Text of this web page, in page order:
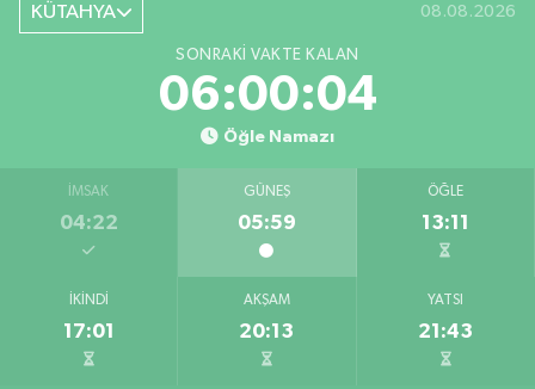
KÜTAHYA 08.08.2026
SONRAKI VAKTE KALAN
06:00:03
Öğle Namazı
İMSAK
04:22
GÜNEŞ
05:59
ÖĞLE
13:11
İKINDI
17:01
AKŞAM
20:13
YATSI
21:43